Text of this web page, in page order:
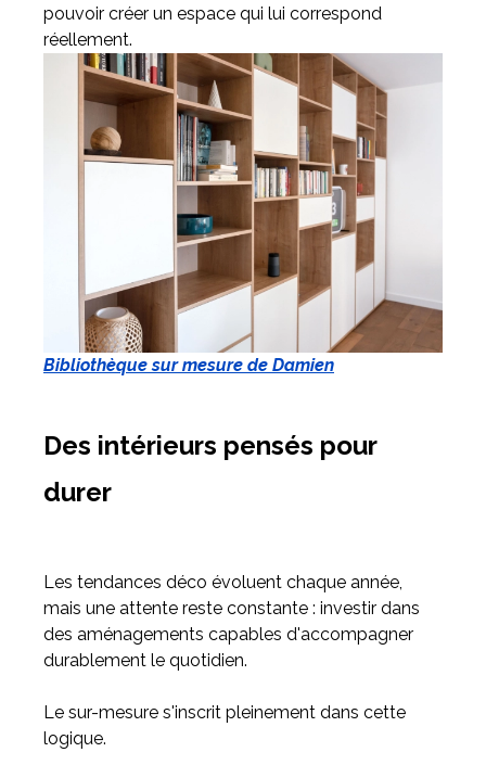
pouvoir créer un espace qui lui correspond
réellement.
Bibliothèque sur mesure de Damien
Des intérieurs pensés pour
durer
Les tendances déco évoluent chaque année,
mais une attente reste constante : investir dans
des aménagements capables d'accompagner
durablement le quotidien.
Le sur-mesure s'inscrit pleinement dans cette
logique.